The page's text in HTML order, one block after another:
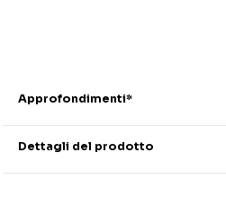
Approfondimenti*
Dettagli del prodotto